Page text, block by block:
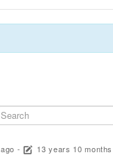
- 13 years 10